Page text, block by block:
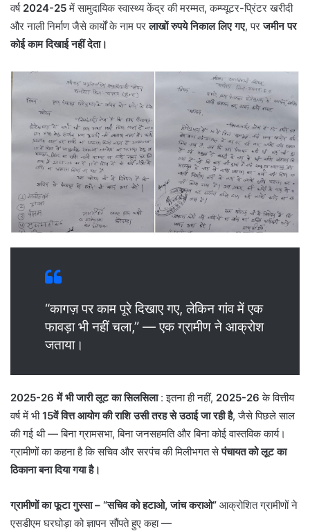
वर्ष 2024-25में सामुदायिक स्वास्थ्य केंद्र की मरम्मत, कम्प्यूटर-प्रिंटर खरीदी
और नाली निर्माण जैसे कार्यों के नाम परलाखों रुपये निकाल लिए गए, परजमीन पर
कोई काम दिखाई नहीं देता।
“कागज़ पर काम पूरे दिखाए गए, लेकिन गांव में एक
फावड़ा भी नहीं चला,” — एक ग्रामीण ने आक्रोश
जताया।
2025-26 में भी जारी लूट का सिलसिला: इतना ही नहीं, 2025-26 के वित्तीय
वर्ष में भी15वें वित्त आयोग की राशि उसी तरह से उठाई जा रही है, जैसे पिछले साल
की गई थी — बिना ग्रामसभा, बिना जनसहमति और बिना कोई वास्तविक कार्य।
ग्रामीणों का कहना है कि सचिव और सरपंच की मिलीभगत सेपंचायत को लूट का
ठिकाना बना दिया गया है।
ग्रामीणों का फूटा गुस्सा – “सचिव को हटाओ, जांच कराओ” आक्रोशित ग्रामीणों ने
एसडीएम घरघोड़ा को ज्ञापन सौंपते हुए कहा —